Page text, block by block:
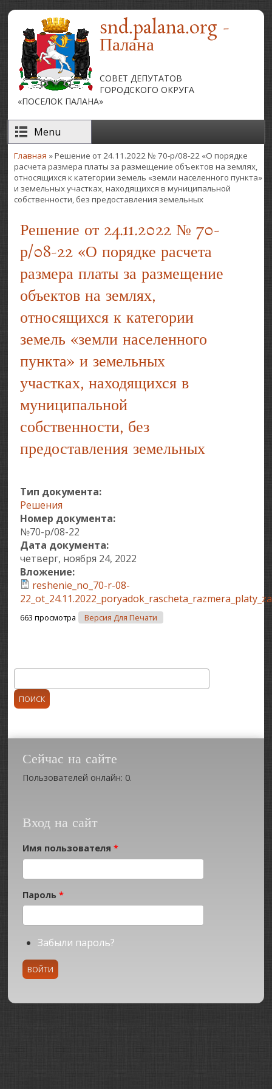
Перейти к основному содержаниюsnd.palana.org -
Палана
СОВЕТ ДЕПУТАТОВ
ГОРОДСКОГО ОКРУГА
«ПОСЕЛОК ПАЛАНА»
Menu
Вы здесь
Главная » Решение от 24.11.2022 № 70-р/08-22 «О порядке
расчета размера платы за размещение объектов на землях,
относящихся к категории земель «земли населенного пункта»
и земельных участках, находящихся в муниципальной
собственности, без предоставления земельных
Решение от 24.11.2022 № 70-
р/08-22 «О порядке расчета
размера платы за размещение
объектов на землях,
относящихся к категории
земель «земли населенного
пункта» и земельных
участках, находящихся в
муниципальной
собственности, без
предоставления земельных
Тип документа:
Решения
Номер документа:
№70-р/08-22
Дата документа:
четверг, ноября 24, 2022
Вложение:
reshenie_no_70-r-08-
663 просмотра Версия Для Печати
Форма поиска
Сейчас на сайте
Пользователей онлайн: 0.
Вход на сайт
Имя пользователя*
Пароль*
Забыли пароль?